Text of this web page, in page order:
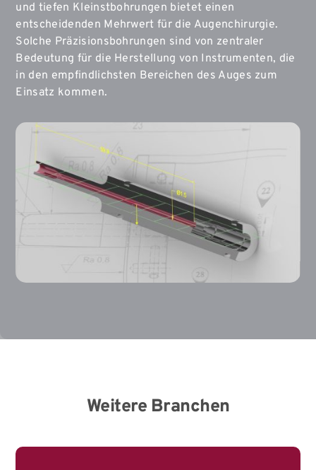
und tiefen Kleinstbohrungen bietet einen
entscheidenden Mehrwert für die Augenchirurgie.
Solche Präzisionsbohrungen sind von zentraler
Bedeutung für die Herstellung von Instrumenten, die
in den empfindlichsten Bereichen des Auges zum
Einsatz kommen.
Weitere Branchen